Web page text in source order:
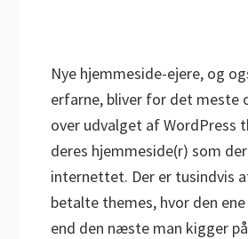
Nye hjemmeside-ejere, og
erfarne, bliver for det meste
over udvalget af WordPress
deres hjemmeside(r) som
internettet. Der er tusindvis
betalte themes, hvor den
end den næste man kigger